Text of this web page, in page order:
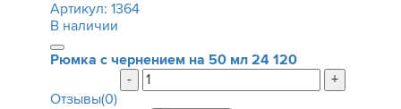
Артикул: 1364
В наличии
Рюмка с чернением на 50 мл 24 120
-
+
Отзывы(0)